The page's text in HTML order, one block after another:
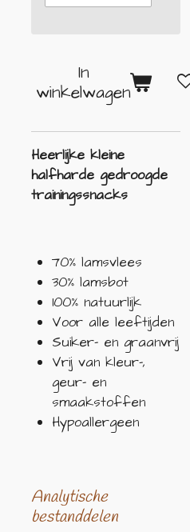
In
winkelwagen
Heerlijke kleine
halfharde gedroogde
trainingssnacks
70% lamsvlees
30% lamsbot
100% natuurlijk
Voor alle leeftijden
Suiker- en graanvrij
Vrij van kleur-,
geur- en
smaakstoffen
Hypoallergeen
Analytische
bestanddelen